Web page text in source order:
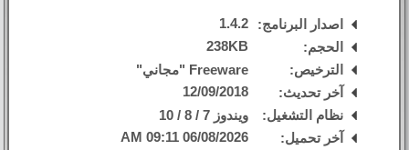
اصدار البرنامج:
1.4.2
الحجم:
238KB
الترخيص:
Freeware "مجاني"
آخر تحديث:
12/09/2018
نظام التشغيل:
ويندوز 7 / 8 / 10
آخر تحميل:
06/08/2026 09:11 AM